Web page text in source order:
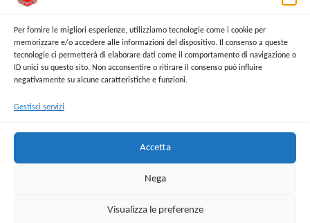
Per fornire le migliori esperienze, utilizziamo tecnologie come i cookie per
memorizzare e/o accedere alle informazioni del dispositivo. Il consenso a queste
tecnologie ci permetterà di elaborare dati come il comportamento di navigazione o
ID unici su questo sito. Non acconsentire o ritirare il consenso può influire
negativamente su alcune caratteristiche e funzioni.
Gestisci servizi
Accetta
Nega
Visualizza le preferenze
Richiedi Modello